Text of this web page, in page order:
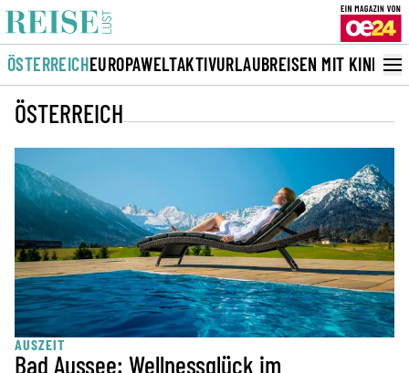
ÖSTERREICHEUROPAWELTAKTIVURLAUBREISEN MIT KINDERN
ÖSTERREICH
AUSZEIT
Bad Aussee: Wellnessglück im